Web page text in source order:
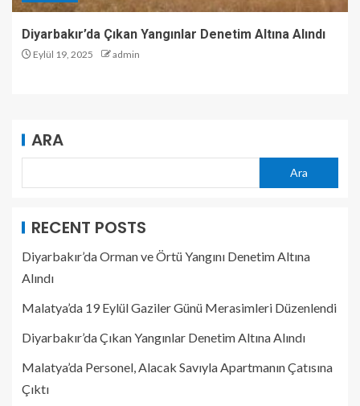
Diyarbakır’da Çıkan Yangınlar Denetim Altına Alındı
Eylül 19, 2025 admin
ARA
Ara
RECENT POSTS
Diyarbakır’da Orman ve Örtü Yangını Denetim Altına
Alındı
Malatya’da 19 Eylül Gaziler Günü Merasimleri Düzenlendi
Diyarbakır’da Çıkan Yangınlar Denetim Altına Alındı
Malatya’da Personel, Alacak Savıyla Apartmanın Çatısına
Çıktı